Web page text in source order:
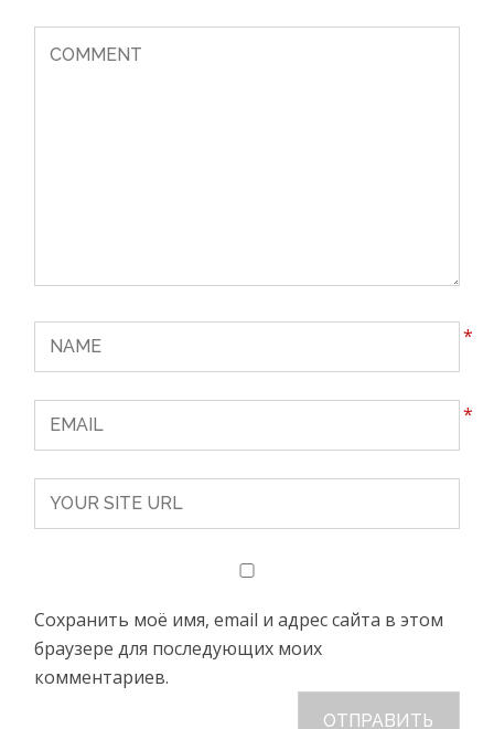
*
*
Сохранить моё имя, email и адрес сайта в этом
браузере для последующих моих
комментариев.